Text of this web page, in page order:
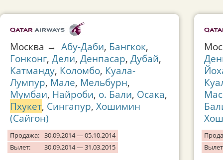
Москва → Абу-Даби, Бангкок,
Гонконг, Дели, Денпасар, Дубай,
Катманду, Коломбо, Куала-
Лумпур, Мале, Мельбурн,
Мумбаи, Найроби, о. Бали, Осака,
Пхукет, Сингапур, Хошимин
(Сайгон)
Продажа: 30.09.2014 — 05.10.2014
Вылет:
30.09.2014 — 31.03.2015